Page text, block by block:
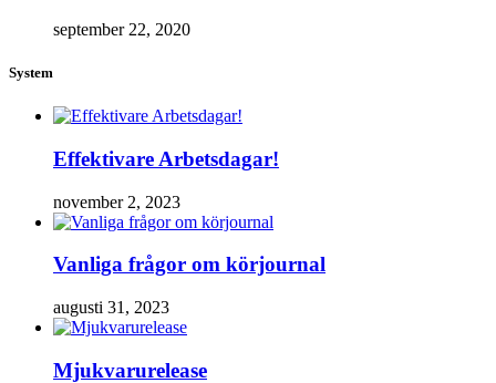
september 22, 2020
System
Effektivare Arbetsdagar!
november 2, 2023
Vanliga frågor om körjournal
augusti 31, 2023
Mjukvarurelease